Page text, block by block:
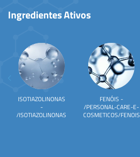
Ingredientes Ativos
ISOTIAZOLINONAS
-
/ISOTIAZOLINONAS
FENÓIS -
/PERSONAL-CARE-E-
COSMETICOS/FENOIS